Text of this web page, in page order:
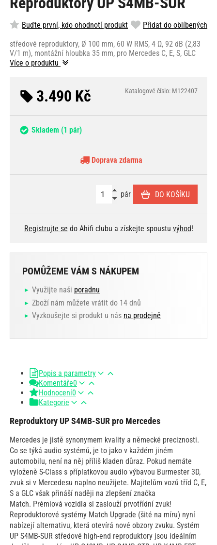
Buďte první, kdo ohodnotí produkt Přidat do oblíbených
středové reproduktory, Ø 100 mm, 60 W RMS, 4 Ω, 92 dB (2,83
V/1 m), montážní hloubka 35 mm, pro Mercedes C, E, S, GLC
Více o produktu
3.490 Kč Katalogové číslo: M122407
Skladem (1 pár)
Doprava zdarma
pár DO KOŠÍKU
Registrujte se do Ahifi clubu a získejte spoustu výhod!
POMŮŽEME VÁM S NÁKUPEM
Využijte naši poradnu
Zboží nám můžete vrátit do 14 dnů
Vyzkoušejte si produkt u nás na prodejně
Popis a parametry
Komentáře0
Hodnocení0
Kategorie
Reproduktory UP S4MB-SUR pro Mercedes
Mercedes je jistě synonymem kvality a německé preciznosti.
Co se týká audio systémů, je to jako v každém jiném
automobilu, není na něj příliš kladen důraz. Pokud nemáte
vyloženě S-Class s příplatkovou audio výbavou Burmester 3D,
zvuk si v Mercedesu naplno neužijete. Majitelům vozů tříd C, E,
S a GLC však přináší naději na zlepšení značka
Match. Prémiová vozidla si zaslouží prvotřídní zvuk!
Reproduktorové systémy Match Upgrade (šité na míru) nyní
nabízejí alternativu, která otevírá nové obzory zvuku. Systém
UP S4MB-SUR středové high-end reproduktory jsou ideálním